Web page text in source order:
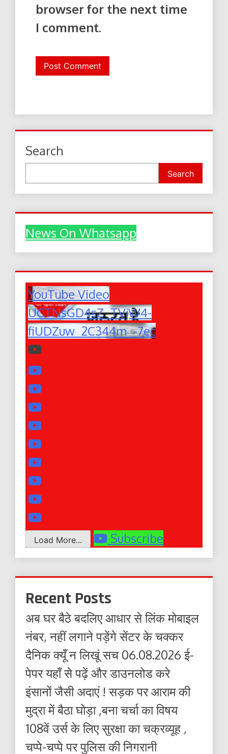
browser for the next time
I comment.
Search
Search
News On Whatsapp
YouTube Video
UCTNsGD4sZ_TVjW4-
fiUDZuw_2C344m_-7ec
Load More... Subscribe
Recent Posts
अब घर बैठे बदलिए आधार से लिंक मोबाइल
नंबर, नहीं लगाने पड़ेंगे सेंटर के चक्कर
दैनिक क्यूँ न लिखूं सच 06.08.2026 ई-
पेपर यहाँ से पढ़ें और डाउनलोड करे
इंसानों जैसी अदाएं ! सड़क पर आराम की
मुद्रा में बैठा घोड़ा ,बना चर्चा का विषय
108वें उर्स के लिए सुरक्षा का चक्रव्यूह ,
चप्पे-चप्पे पर पुलिस की निगरानी